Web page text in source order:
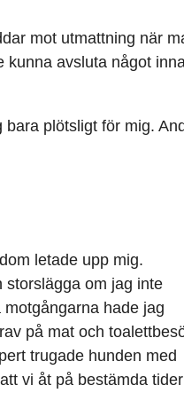
mot utmattning när
kunna avsluta något
plötsligt för mig.
letade upp mig.
storslägga om jag inte
hade jag
på mat och
trugade hunden med
vi åt på bestämda tider